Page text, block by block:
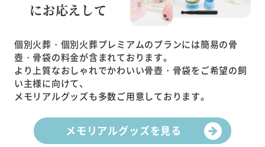
にお応えして
個別火葬・個別火葬プレミアムのプランには簡易の骨
壺・骨袋の料金が含まれております。
より上質なおしゃれでかわいい骨壺・骨袋をご希望の飼
い主様に向けて、
メモリアルグッズも多数ご用意しております。
メモリアルグッズを見る